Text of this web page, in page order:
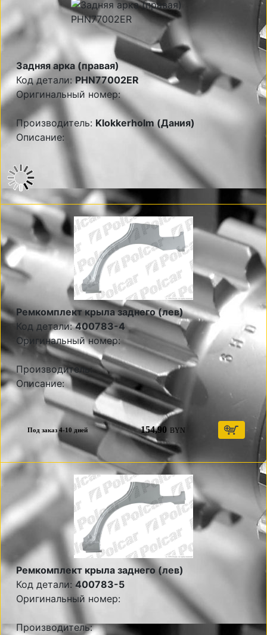
Задняя арка (правая)
Код детали:PHN77002ER
Оригинальный номер:
Производитель: Klokkerholm (Дания)
Описание:
Ремкомплект крыла заднего (лев)
Код детали:400783-4
Оригинальный номер:
Производитель:
Описание:
Под заказ 4-10 дней 154,90 BYN
Ремкомплект крыла заднего (лев)
Код детали: 400783-5
Оригинальный номер:
Производитель: